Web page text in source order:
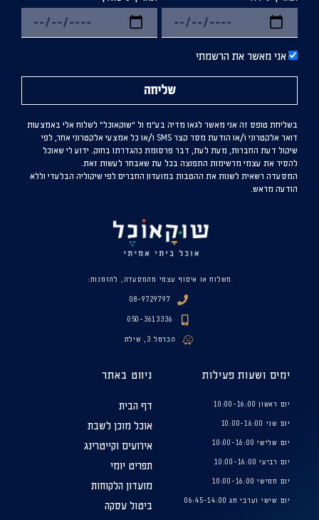
משלוח או איסוף עצמי מהמסעדה, להזמנות:
08-9729797
050-3613336
הכרמל 3, שילת
ימים ושעות פעילות
יום ראשון 10:00-16:00
יום שני 10:00-16:00
יום שלישי 10:00-16:00
יום רביעי 10:00-16:00
יום חמישי 10:00-16:00
יום שישי וערבי חג 06:45-14:00
ניווט באתר
דף הבית
אוכל מוכן לשבת
אירועים וקייטרינג
תפריט יומי
מועדון הלקוחות
ביטול עסקה
אני מאשר את הרשמתי
שליחה
בשליחת טופס זה אני מאשר לגאו מדיה בע”מ ול “שוקאוכל” לשלוח אלי באמצעות
דואר אלקטרוני ו/או הודעת מסר קצר SMS ו/או כל אמצעי אלקטרוני אחר, לפי
שיקול דעת החברות, מעת לעת, דבר פרסומת כהגדרתו בחוק. ידוע לי שאוכל
להסיר את עצמי מרשימות התפוצה בכל עת שאבחר לעשות זאת.
המסעדה רשאית לשנות את ההטבות במועדון החברים לפי שיקוליה הבלעדי וללא
הודעה מראש.